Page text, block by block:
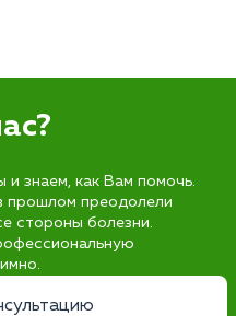
знаем, как Вам помочь.
прошлом преодолели
стороны болезни.